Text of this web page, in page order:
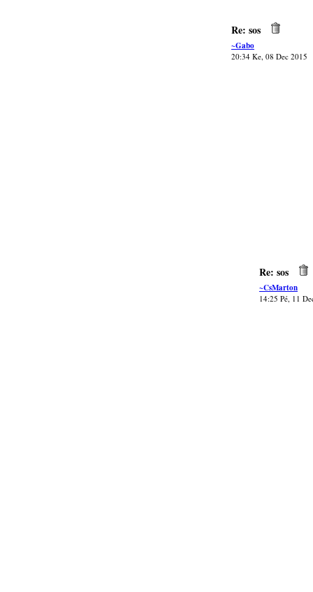
Re: sos
~Gabo
20:34 Ke, 08 Dec 2015
Re: sos
~CsMarton
14:25 Pé, 11